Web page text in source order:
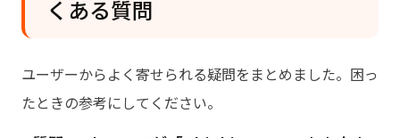
くある質問
ユーザーからよく寄せられる疑問をまとめました。困っ
たときの参考にしてください。